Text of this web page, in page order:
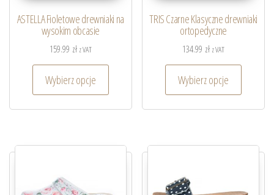
ASTELLA Fioletowe drewniaki na
wysokim obcasie
159.99 zł z VAT
Wybierz opcje
TRIS Czarne Klasyczne drewniaki
ortopedyczne
134.99 zł z VAT
Wybierz opcje